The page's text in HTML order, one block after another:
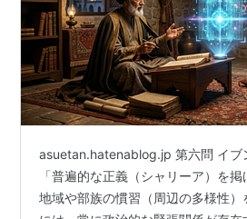
asuetan.hatenablog.jp 第六問 イブ
「普遍的な正義（シャリーア）を
地域や部族の慣習（周辺の多様性